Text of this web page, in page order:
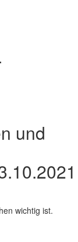
und
wichtig ist.